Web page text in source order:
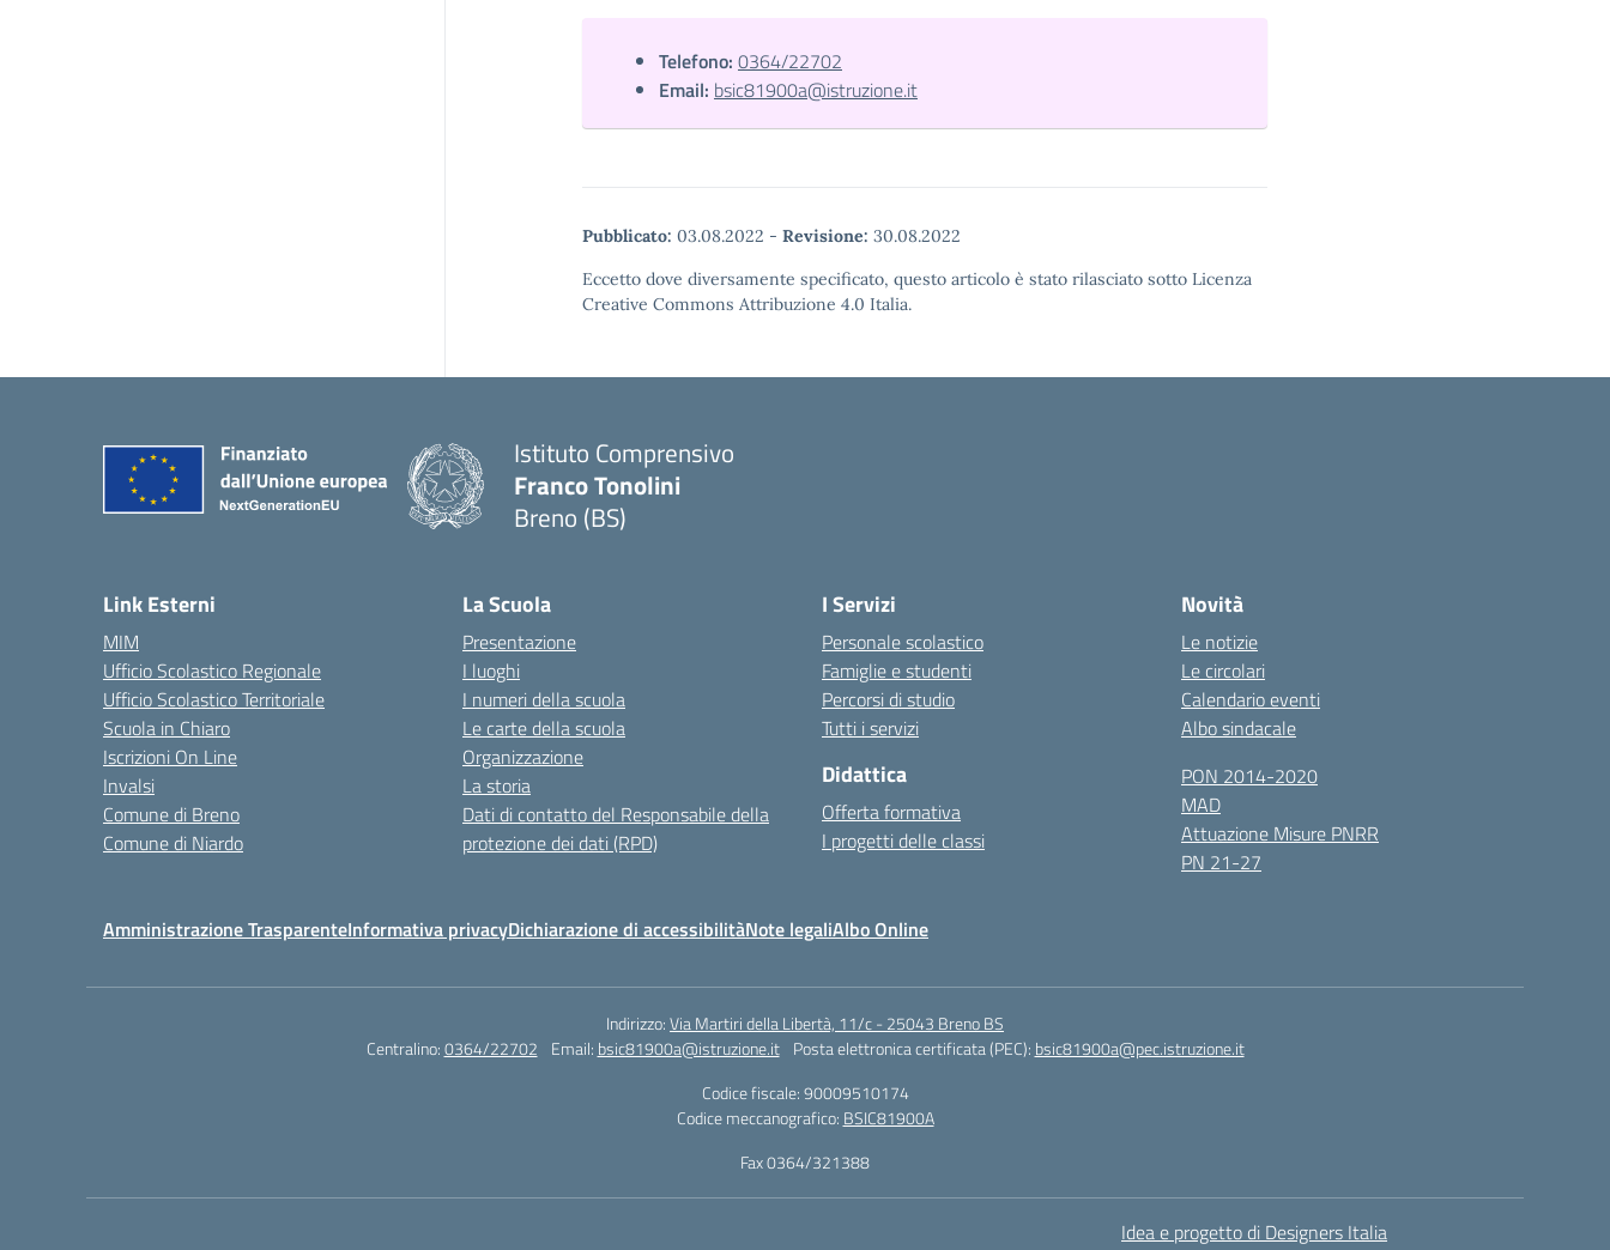
Telefono: 0364/22702
Email: bsic81900a@istruzione.it
Pubblicato: 03.08.2022 - Revisione: 30.08.2022
Eccetto dove diversamente specificato, questo articolo è stato rilasciato sotto Licenza
Creative Commons Attribuzione 4.0 Italia.
Istituto Comprensivo
Franco Tonolini
Breno (BS)
Link Esterni
MIM
Ufficio Scolastico Regionale
Ufficio Scolastico Territoriale
Scuola in Chiaro
Iscrizioni On Line
Invalsi
Comune di Breno
Comune di Niardo
La Scuola
Presentazione
I luoghi
I numeri della scuola
Le carte della scuola
Organizzazione
La storia
Dati di contatto del Responsabile della
protezione dei dati (RPD)
I Servizi
Personale scolastico
Famiglie e studenti
Percorsi di studio
Tutti i servizi
Didattica
Offerta formativa
I progetti delle classi
Novità
Le notizie
Le circolari
Calendario eventi
Albo sindacale
PON 2014-2020
MAD
Attuazione Misure PNRR
PN 21-27
Amministrazione TrasparenteInformativa privacyDichiarazione di accessibilitàNote legaliAlbo Online
Indirizzo:Via Martiri della Libertà, 11/c - 25043 Breno BS
Centralino:0364/22702 Email: bsic81900a@istruzione.it Posta elettronica certificata (PEC): bsic81900a@pec.istruzione.it
Codice fiscale: 90009510174
Codice meccanografico: BSIC81900A
Fax 0364/321388
Idea e progetto di Designers Italia